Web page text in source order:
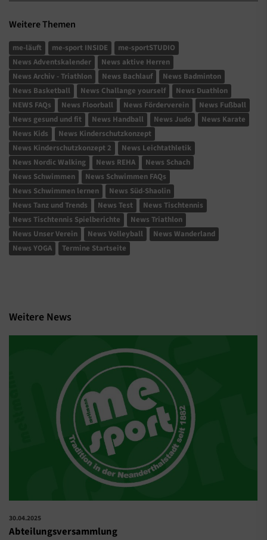
Weitere Themen
me-läuft me-sport INSIDE
me-sportSTUDIO
News Adventskalender
News aktive Herren
News Archiv - Triathlon
News Bachlauf
News Badminton
News Basketball
News Challange yourself
News Duathlon
NEWS FAQs
News Floorball News Förderverein
News Fußball
News gesund und fit
News Handball News Judo
News Karate
News Kids
News Kinderschutzkonzept
News Kinderschutzkonzept 2
News Leichtathletik
News Nordic Walking
News REHA
News Schach
News Schwimmen
News Schwimmen FAQs
News Schwimmen lernen
News Süd-Shaolin
News Tanz und Trends
News Test
News Tischtennis
News Tischtennis Spielberichte
News Triathlon
News Unser Verein
News Volleyball
News Wanderland
News YOGA
Termine Startseite
Weitere News
30.04.2025
Abteilungsversammlung